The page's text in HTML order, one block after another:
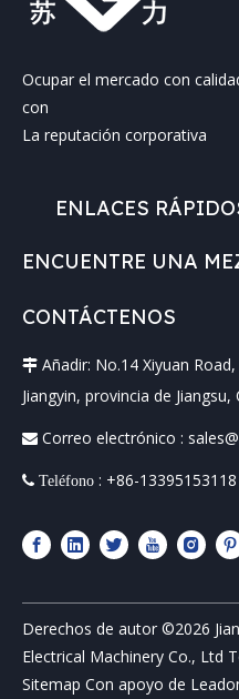
Ocupar el mercado con
con
La reputación corporativa
ENLACES
ENCUENTRE UNA
CONTÁCTENOS
 Añadir: No.14 Xiyuan
Jiangyin, provincia de Jiangsu,
 Correo electrónico :
 Teléfono : +86-13395153118
Derechos de autor ©2026
Electrical Machinery Co., Ltd
Sitemap Con apoyo de